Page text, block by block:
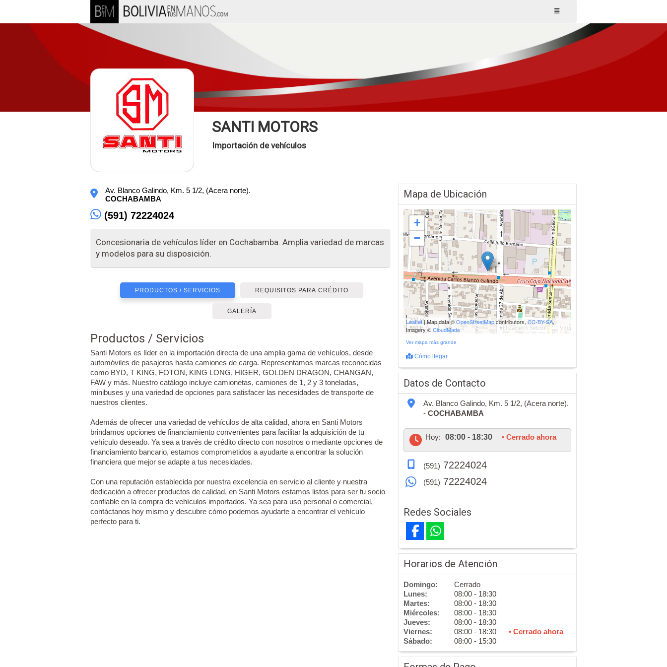
SANTI MOTORS
Importación de vehículos
Av. Blanco Galindo, Km. 5 1/2, (Acera norte).
COCHABAMBA
(591) 72224024
Concesionaria de vehículos líder en Cochabamba. Amplia variedad de marcas
y modelos para su disposición.
PRODUCTOS / SERVICIOS REQUISITOS PARA CRÉDITO
GALERÍA
Productos / Servicios
Santi Motors es líder en la importación directa de una amplia gama de vehículos, desde
automóviles de pasajeros hasta camiones de carga. Representamos marcas reconocidas
como BYD, T KING, FOTON, KING LONG, HIGER, GOLDEN DRAGON, CHANGAN,
FAW y más. Nuestro catálogo incluye camionetas, camiones de 1, 2 y 3 toneladas,
minibuses y una variedad de opciones para satisfacer las necesidades de transporte de
nuestros clientes.
Además de ofrecer una variedad de vehículos de alta calidad, ahora en Santi Motors
brindamos opciones de financiamiento convenientes para facilitar la adquisición de tu
vehículo deseado. Ya sea a través de crédito directo con nosotros o mediante opciones de
financiamiento bancario, estamos comprometidos a ayudarte a encontrar la solución
financiera que mejor se adapte a tus necesidades.
Con una reputación establecida por nuestra excelencia en servicio al cliente y nuestra
dedicación a ofrecer productos de calidad, en Santi Motors estamos listos para ser tu socio
confiable en la compra de vehículos importados. Ya sea para uso personal o comercial,
contáctanos hoy mismo y descubre cómo podemos ayudarte a encontrar el vehículo
perfecto para ti.
Mapa de Ubicación
+
−
200 m
500 ft
Leaflet| Map data ©OpenStreetMapcontributors,CC-BY-SA,
Imagery ©CloudMade
Ver mapa más grande
Cómo llegar
Datos de Contacto
Av. Blanco Galindo, Km. 5 1/2, (Acera norte).
- COCHABAMBA
Hoy: 08:00 - 18:30 • Cerrado ahora
(591) 72224024
(591) 72224024
Redes Sociales
Horarios de Atención
Domingo:
Cerrado
Lunes:
08:00 - 18:30
Martes:
08:00 - 18:30
Miércoles:
08:00 - 18:30
Jueves:
08:00 - 18:30
Viernes:
08:00 - 18:30
• Cerrado ahora
Sábado:
08:00 - 15:30